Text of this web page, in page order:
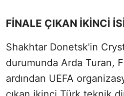
FİNALE ÇIKAN İKİNCİ
Shakhtar Donetsk'in
durumunda Arda Turan,
ardından UEFA